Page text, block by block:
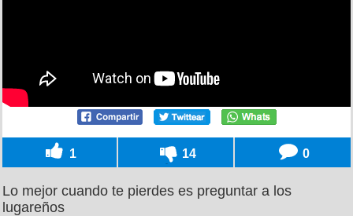
1 14 0
Lo mejor cuando te pierdes es preguntar a los
lugareños